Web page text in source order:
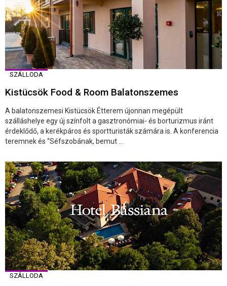
SZÁLLODA
Kistücsök Food & Room Balatonszemes
A balatonszemesi Kistücsök Étterem újonnan megépült
szálláshelye egy új színfolt a gasztronómiai- és borturizmus iránt
érdeklődő, a kerékpáros és sportturisták számára is. A konferencia
teremnek és “Séfszobának, bemut ...
SZÁLLODA